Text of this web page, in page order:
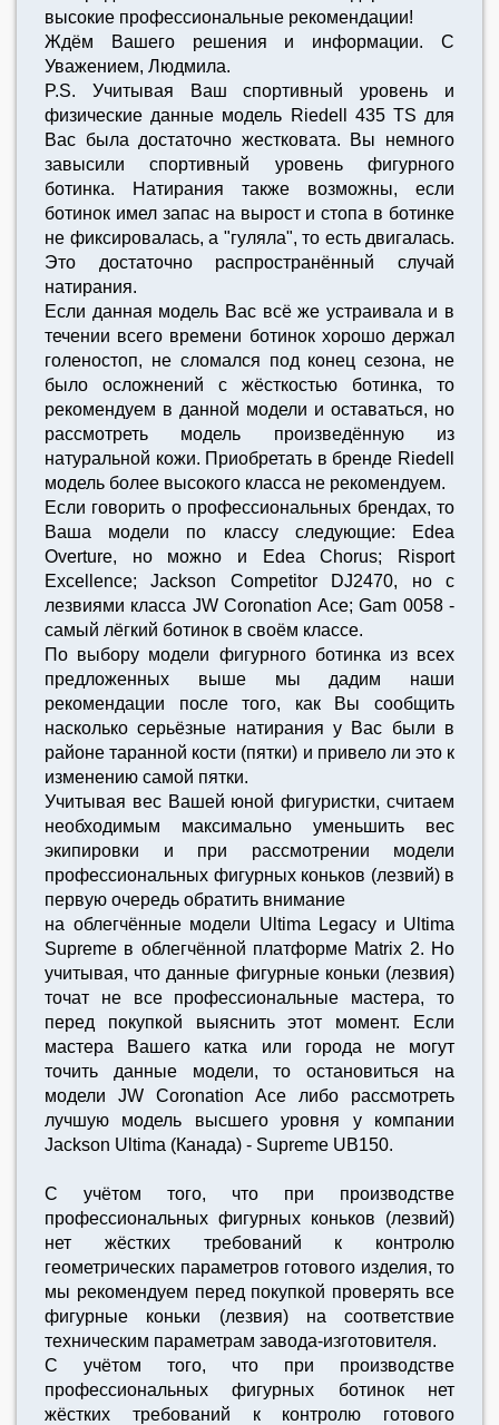
высокие профессиональные рекомендации!
Ждём Вашего решения и информации. С
Уважением, Людмила.
P.S. Учитывая Ваш спортивный уровень и
физические данные модель Riedell 435 TS для
Вас была достаточно жестковата. Вы немного
завысили спортивный уровень фигурного
ботинка. Натирания также возможны, если
ботинок имел запас на вырост и стопа в ботинке
не фиксировалась, а "гуляла", то есть двигалась.
Это достаточно распространённый случай
натирания.
Если данная модель Вас всё же устраивала и в
течении всего времени ботинок хорошо держал
голеностоп, не сломался под конец сезона, не
было осложнений с жёсткостью ботинка, то
рекомендуем в данной модели и оставаться, но
рассмотреть модель произведённую из
натуральной кожи. Приобретать в бренде Riedell
модель более высокого класса не рекомендуем.
Если говорить о профессиональных брендах, то
Ваша модели по классу следующие: Edea
Overture, но можно и Edea Chorus; Risport
Excellence; Jackson Competitor DJ2470, но с
лезвиями класса JW Coronation Ace; Gam 0058 -
самый лёгкий ботинок в своём классе.
По выбору модели фигурного ботинка из всех
предложенных выше мы дадим наши
рекомендации после того, как Вы сообщить
насколько серьёзные натирания у Вас были в
районе таранной кости (пятки) и привело ли это к
изменению самой пятки.
Учитывая вес Вашей юной фигуристки, считаем
необходимым максимально уменьшить вес
экипировки и при рассмотрении модели
профессиональных фигурных коньков (лезвий) в
первую очередь обратить внимание
на облегчённые модели Ultima Legacy и Ultima
Supreme в облегчённой платформе Matrix 2. Но
учитывая, что данные фигурные коньки (лезвия)
точат не все профессиональные мастера, то
перед покупкой выяснить этот момент. Если
мастера Вашего катка или города не могут
точить данные модели, то остановиться на
модели JW Coronation Ace либо рассмотреть
лучшую модель высшего уровня у компании
Jackson Ultima (Канада) - Supreme UB150.
C учётом того, что при производстве
профессиональных фигурных коньков (лезвий)
нет жёстких требований к контролю
геометрических параметров готового изделия, то
мы рекомендуем перед покупкой проверять все
фигурные коньки (лезвия) на соответствие
техническим параметрам завода-изготовителя.
C учётом того, что при производстве
профессиональных фигурных ботинок нет
жёстких требований к контролю готового